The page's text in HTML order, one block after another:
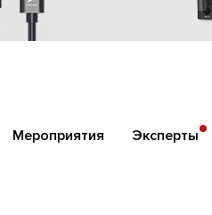
Мероприятия Эксперты